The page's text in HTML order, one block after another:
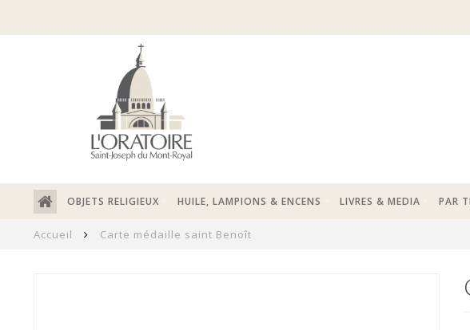
OBJETS RELIGIEUX HUILE, LAMPIONS & ENCENS LIVRES & MEDIA PAR
Accueil Carte médaille saint Benoît